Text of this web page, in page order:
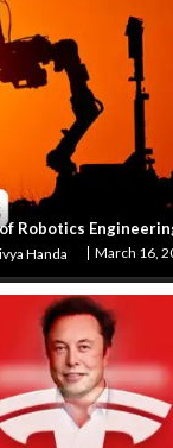
Robotics
Handa March 16,